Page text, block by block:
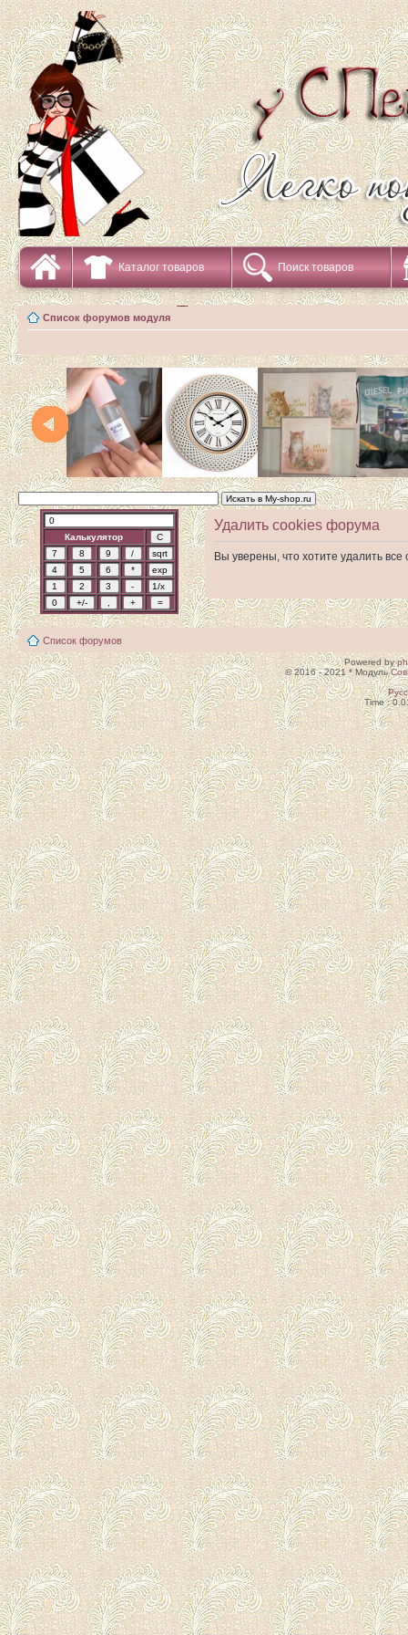
Каталог товаров Поиск товаров
Список форумов модуля
Калькулятор
Удалить cookies форума
Вы уверены, что хотите удалить
Список форумов
Powered by
© 2016 - 2021 * Модуль
Time :